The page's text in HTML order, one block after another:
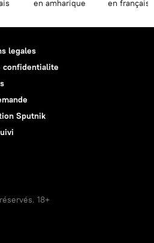
en amharique en français
legales
confidentialite
Sputnik
18+